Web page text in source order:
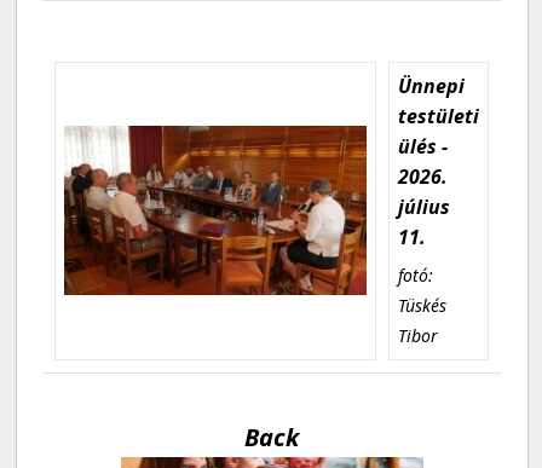
Ünnepi
testületi
ülés -
2026.
július
11.
fotó:
Tüskés
Tibor
Back